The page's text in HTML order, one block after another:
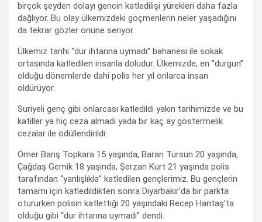
birçok şeyden dolayı gencin katledilişi yürekleri daha fazla
dağlıyor. Bu olay ülkemizdeki göçmenlerin neler yaşadığını
da tekrar gözler önüne seriyor.
Ülkemiz tarihi “dur ihtarına uymadı” bahanesi ile sokak
ortasında katledilen insanla doludur. Ülkemizde, en “durgun”
olduğu dönemlerde dahi polis her yıl onlarca insan
öldürüyor.
Suriyeli genç gibi onlarcası katledildi yakın tarihimizde ve bu
katiller ya hiç ceza almadı yada bir kaç ay göstermelik
cezalar ile ödüllendirildi.
Ömer Barış Topkara 15 yaşında, Baran Tursun 20 yaşında,
Çağdaş Gemik 18 yaşında, Şerzan Kurt 21 yaşında polis
tarafından “yanlışlıkla” katledilen gençlerimiz. Bu gençlerin
tamamı için katledildikten sonra Diyarbakır’da bir parkta
otururken polisin katlettiği 20 yaşındaki Recep Hantaş’ta
olduğu gibi “dur ihtarına uymadı” dendi.